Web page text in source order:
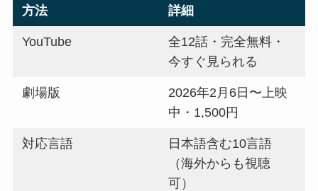
方法 詳細
YouTube
全12話・完全無料・
今すぐ見られる
劇場版
2026年2月6日〜上映
中・1,500円
対応言語
日本語含む10言語
（海外からも視聴
可）